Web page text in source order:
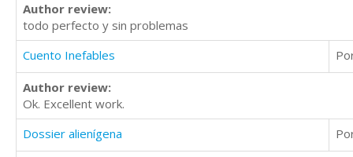
Author review:
todo perfecto y sin problemas
Cuento Inefables
Author review:
Ok. Excellent work.
Dossier alienígena